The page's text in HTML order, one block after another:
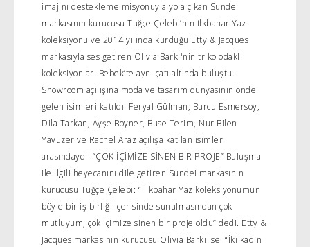
imajını destekleme misyonuyla yola çıkan Sundei
markasının kurucusu Tuğçe Çelebi’nin İlkbahar Yaz
koleksiyonu ve 2014 yılında kurduğu Etty & Jacques
markasıyla ses getiren Olivia Barki'nin triko odaklı
koleksiyonları Bebek’te aynı çatı altında buluştu.
Showroom açılışına moda ve tasarım dünyasının önde
gelen isimleri katıldı. Feryal Gülman, Burcu Esmersoy,
Dila Tarkan, Ayşe Boyner, Buse Terim, Nur Bilen
Yavuzer ve Rachel Araz açılışa katılan isimler
arasındaydı. “ÇOK İÇİMİZE SİNEN BİR PROJE” Buluşma
ile ilgili heyecanını dile getiren Sundei markasının
kurucusu Tuğçe Çelebi: “ İlkbahar Yaz koleksiyonumun
böyle bir iş birliği içerisinde sunulmasından çok
mutluyum, çok içimize sinen bir proje oldu” dedi. Etty &
Jacques markasının kurucusu Olivia Barki ise: “İki kadın